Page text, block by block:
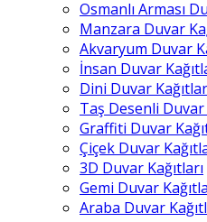
Osmanlı Arması
Manzara Duvar
Akvaryum Duvar
İnsan Duvar
Dini Duvar
Taş Desenli Duvar
Graffiti Duvar
Çiçek Duvar
3D Duvar Kağıtları
Gemi Duvar
Araba Duvar